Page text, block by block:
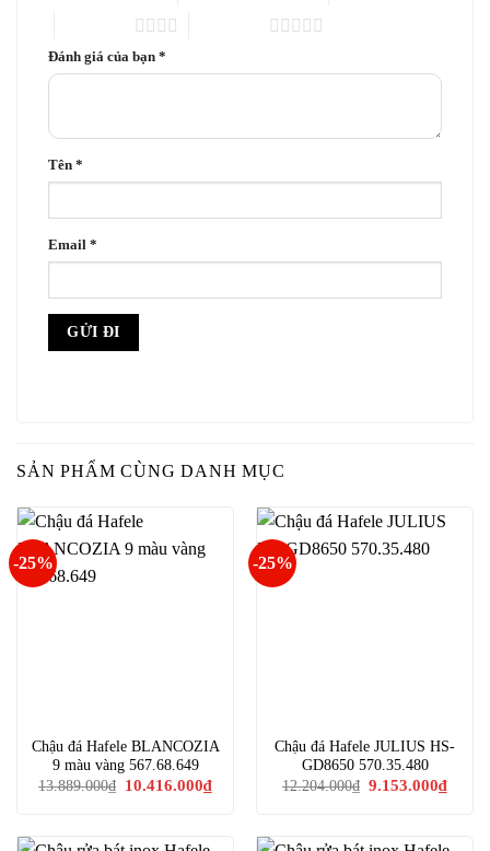
Đánh giá của bạn *
Tên *
Email *
SẢN PHẨM CÙNG DANH MỤC
-25%
Chậu đá Hafele BLANCOZIA
9 màu vàng 567.68.649
13.889.000₫
Giá
10.416.000₫Giá
hiện
10.416.000₫.
-25%
Chậu đá Hafele JULIUS HS-
GD8650 570.35.480
12.204.000₫ Giá
9.153.000₫Giá
hiện